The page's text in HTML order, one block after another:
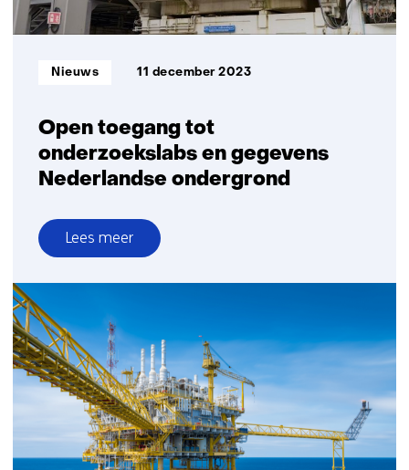
Open toegang tot
onderzoekslabs en gegevens
Nederlandse ondergrond
Informatietype:
Nieuws 11 december 2023
Lees meer
over
Open
tot
onderzoekslabs
en
gegevens
Nederlandse
ondergrond